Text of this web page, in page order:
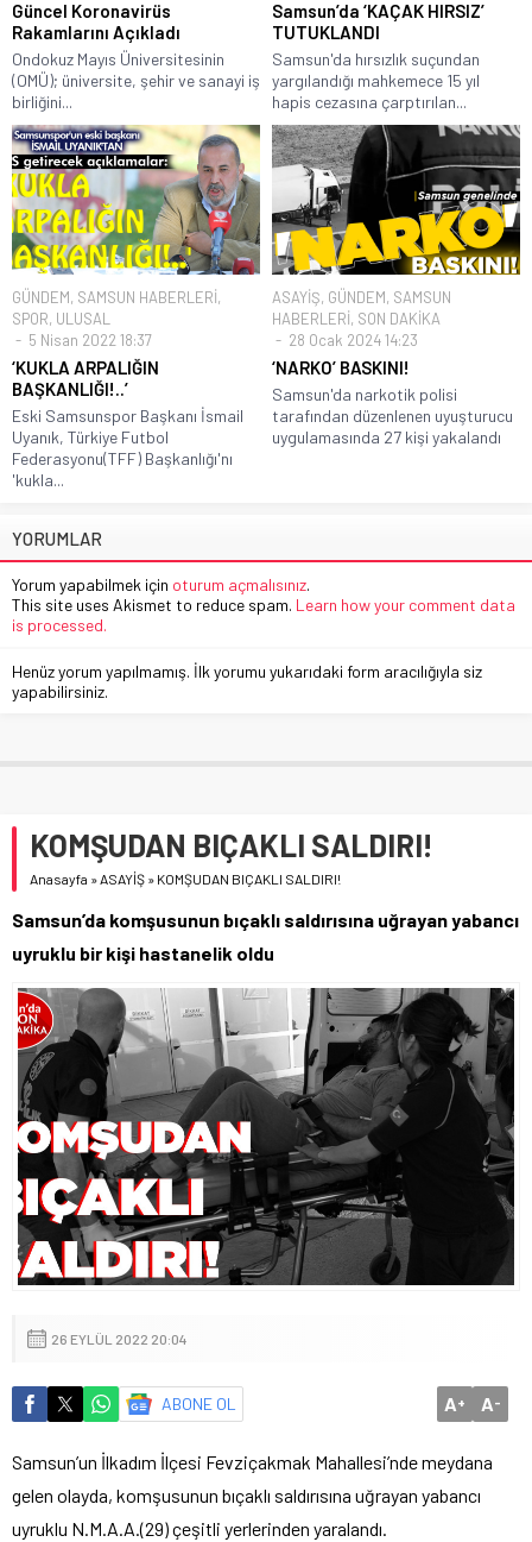
Güncel Koronavirüs
Rakamlarını Açıkladı
Ondokuz Mayıs Üniversitesinin
(OMÜ); üniversite, şehir ve sanayi iş
birliğini...
Samsun’da ‘KAÇAK HIRSIZ’
TUTUKLANDI
Samsun'da hırsızlık suçundan
yargılandığı mahkemece 15 yıl
hapis cezasına çarptırılan...
GÜNDEM, SAMSUN HABERLERİ,
SPOR, ULUSAL
5 Nisan 2022 18:37
‘KUKLA ARPALIĞIN
BAŞKANLIĞI!..’
Eski Samsunspor Başkanı İsmail
Uyanık, Türkiye Futbol
Federasyonu(TFF) Başkanlığı'nı
'kukla...
ASAYİŞ, GÜNDEM, SAMSUN
HABERLERİ, SON DAKİKA
28 Ocak 2024 14:23
‘NARKO’ BASKINI!
Samsun'da narkotik polisi
tarafından düzenlenen uyuşturucu
uygulamasında 27 kişi yakalandı
YORUMLAR
Yorum yapabilmek için oturum açmalısınız.
This site uses Akismet to reduce spam. Learn how your comment data
is processed.
Henüz yorum yapılmamış. İlk yorumu yukarıdaki form aracılığıyla siz
yapabilirsiniz.
KOMŞUDAN BIÇAKLI SALDIRI!
Anasayfa » ASAYİŞ » KOMŞUDAN BIÇAKLI SALDIRI!
Samsun’da komşusunun bıçaklı saldırısına uğrayan yabancı
uyruklu bir kişi hastanelik oldu
26 EYLÜL 2022 20:04
ABONE OL A+ A-
Samsun’un İlkadım İlçesi Fevziçakmak Mahallesi’nde meydana
gelen olayda, komşusunun bıçaklı saldırısına uğrayan yabancı
uyruklu N.M.A.A.(29) çeşitli yerlerinden yaralandı.